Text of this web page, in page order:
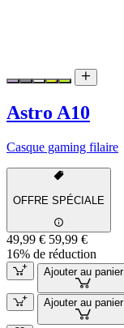
Astro A10
Casque gaming filaire
OFFRE SPÉCIALE
49,99 € 59,99 €
16% de réduction
Ajouter au panier
Ajouter au panier